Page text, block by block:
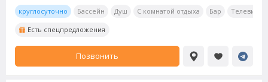
круглосуточно Бассейн Душ С комнатой отдыха Бар Телевизор
Есть спецпредложения
Позвонить